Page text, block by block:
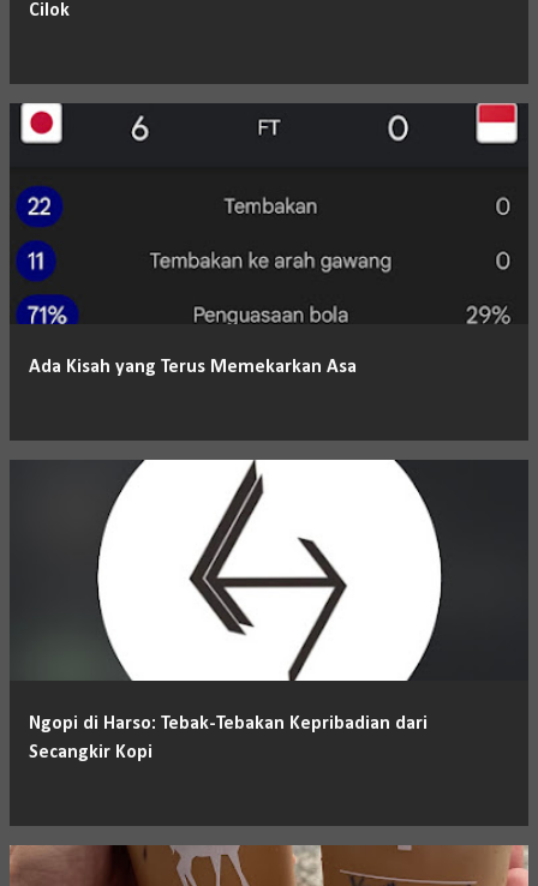
Cilok
Ada Kisah yang Terus Memekarkan Asa
Ngopi di Harso: Tebak-Tebakan Kepribadian dari
Secangkir Kopi